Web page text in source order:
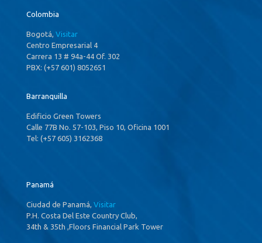
Colombia
Bogotá, Visitar
Centro Empresarial 4
Carrera 13 # 94a-44 Of. 302
PBX: (+57 601) 8052651
Barranquilla
Edificio Green Towers
Calle 77B No. 57-103, Piso 10, Oficina 1001
Tel: (+57 605) 3162368
Panamá
Ciudad de Panamá, Visitar
P.H. Costa Del Este Country Club,
34th & 35th ,Floors Financial Park Tower